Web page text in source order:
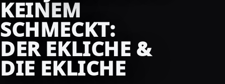
KEINEM
SCHMECKT:
DER EKLICHE &
DIE EKLICHE